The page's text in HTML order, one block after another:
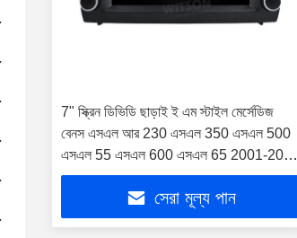
7" স্ক্রিন ডিভিডি ছাড়াই ই এম স্টাইল মের্সেডিজ
বেনস এসএল আর 230 এসএল 350 এসএল 500
এসএল 55 এসএল 600 এসএল 65 2001-2007
গাড়ি মাল্টিমিডিয়া স্টেরিও জিপিএস কারপ্লে প্লেয়ার
সেরা মূল্য পান